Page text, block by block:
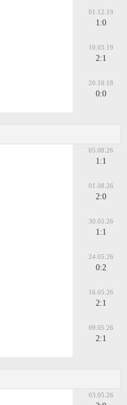
01.12.19
1:0
10.03.19
2:1
20.10.18
0:0
05.08.26
1:1
01.08.26
2:0
30.05.26
1:1
24.05.26
0:2
16.05.26
2:1
09.05.26
2:1
03.05.26